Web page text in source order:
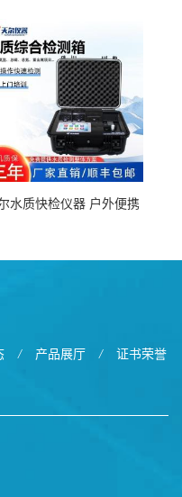
水质快检仪器 户外便携
/ 产品展厅 / 证书荣誉